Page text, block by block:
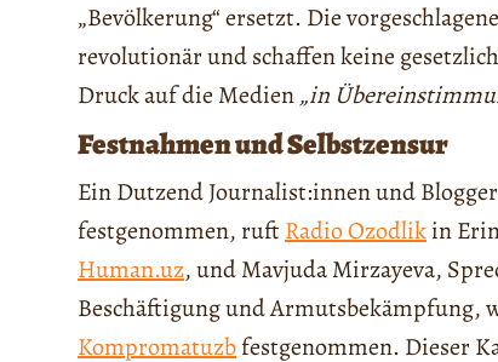
„Bevölkerung“ ersetzt. Die
revolutionär und schaffen keine
Druck auf die Medien„in
Festnahmen und Selbstzensur
Ein Dutzend Journalist:innen und
festgenommen, ruftRadio Ozodlikin
Human.uz, ​​und Mavjuda Mirzayeva,
Beschäftigung und Armutsbekämpfung,
Kompromatuzbfestgenommen. Dieser